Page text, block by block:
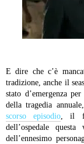
E dire che c’è
tradizione, anche il
stato d’emergenza
della tragedia
scorso episodio , il
dell’ospedale
dell’ennesimo